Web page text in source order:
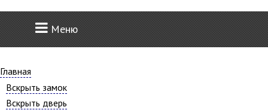
Меню
Главная
Вскрыть замок
Вскрыть дверь